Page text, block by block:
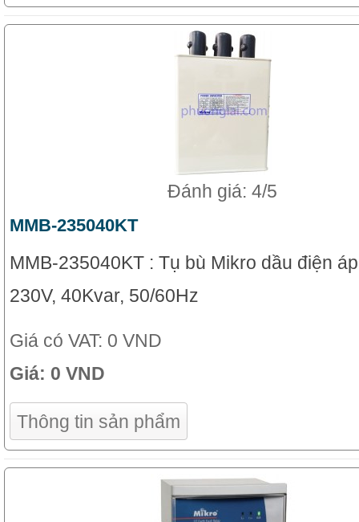
Đánh giá: 4/5
MMB-235040KT
MMB-235040KT : Tụ bù Mikro dầu điện
230V, 40Kvar, 50/60Hz
Giá có VAT: 0 VND
Giá: 0 VND
Thông tin sản phẩm